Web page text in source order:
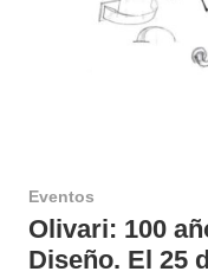
Eventos
Olivari: 100
Diseño. El 25